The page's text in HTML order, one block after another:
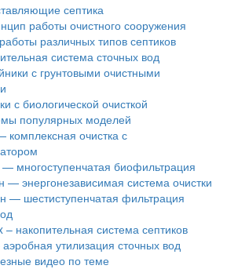
септика
работы очистного сооружения
различных типов септиков
система сточных вод
с грунтовыми очистными
с биологической очисткой
популярных моделей
комплексная очистка с
многоступенчатая биофильтрация
— энергонезависимая система очистки
— шестиступенчатая фильтрация
– накопительная система септиков
утилизация сточных вод
видео по теме